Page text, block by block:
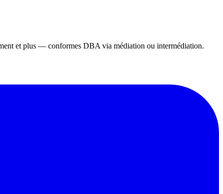
et plus — conformes DBA via médiation ou intermédiation.